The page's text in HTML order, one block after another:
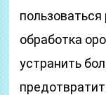
обработка
устранить